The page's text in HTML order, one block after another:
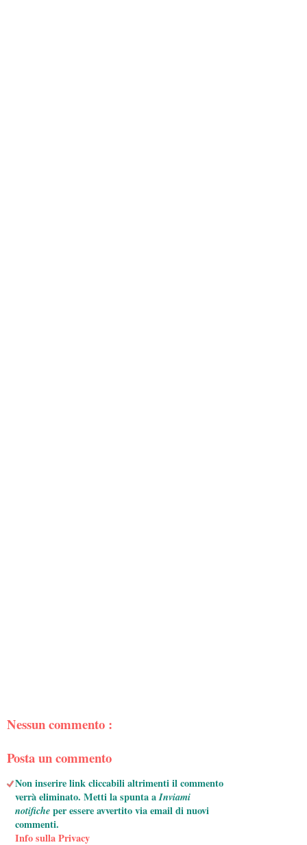
Nessun commento :
Posta un commento
Non inserire link cliccabili altrimenti il commento
verrà eliminato. Metti la spunta aInviami
notificheper essere avvertito via email di nuovi
commenti.
Info sulla Privacy